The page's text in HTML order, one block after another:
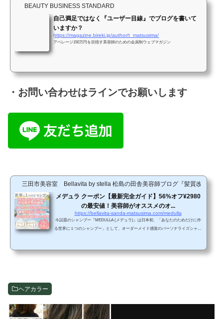
BEAUTY BUSINESS STANDARD
自己満足ではなく『ユーザー目線』でブログを書いて
いますか？
https://magazine.bireki.jp/author/t_matsusima/
アベレージ150万円を目指す美容師のための会員制ウェブマガジン
・お問い合わせはラインでお願いします
三田市美容室 Bellavita by stella 松島の田舎美容師ブログ『髪質改善×白
メデュラ クーポン【最新完全ガイド】56%オフ¥2980
の最安値！美容師がオススメのオ...
https://bellavita-sanda-matsusima.com/medulla
今話題のシャンプー『MEDULLA (メデュラ)』は日本初、「あなたのためだけに作
る世界に１つのシャンプー」として、オーダーメイド感覚のパーソナライズシャン
そできる限定特別企画をご紹介致します。 初回限定でメデュラクーポンコード【be
ヘアカラー